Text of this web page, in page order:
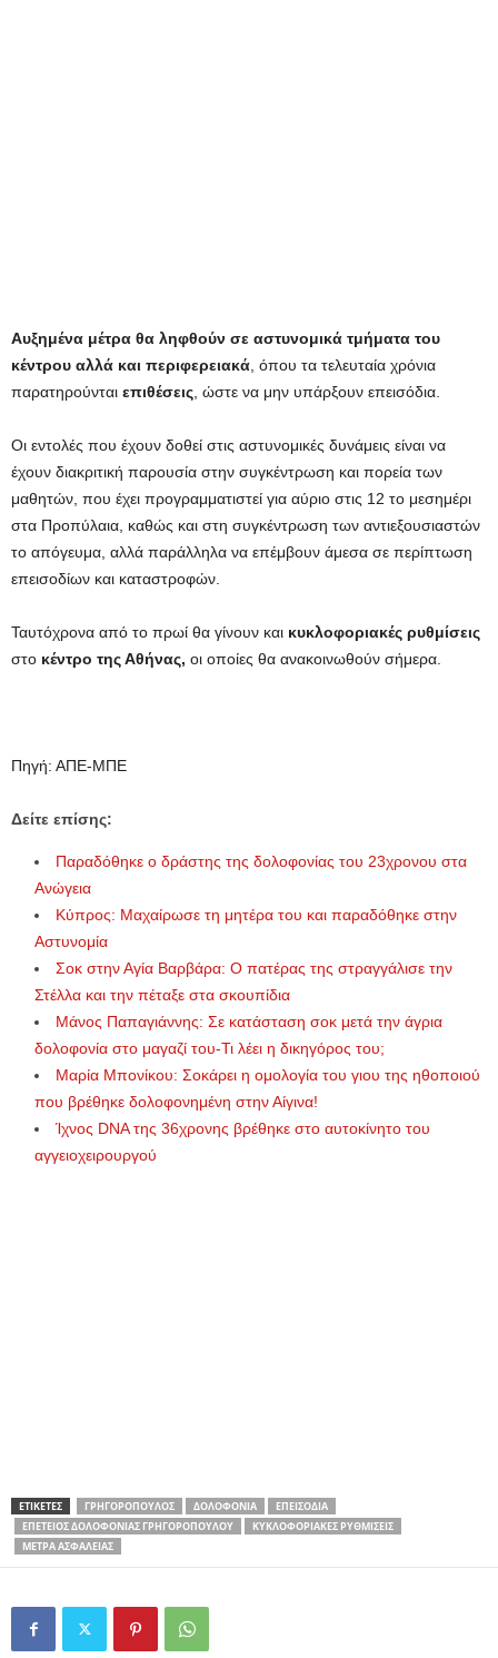
Αυξημένα μέτρα θα ληφθούν σε αστυνομικά τμήματα του
κέντρου αλλά και περιφερειακά , όπου τα τελευταία χρόνια
παρατηρούνται επιθέσεις , ώστε να μην υπάρξουν επεισόδια.
Οι εντολές που έχουν δοθεί στις αστυνομικές δυνάμεις είναι να
έχουν διακριτική παρουσία στην συγκέντρωση και πορεία των
μαθητών, που έχει προγραμματιστεί για αύριο στις 12 το μεσημέρι
στα Προπύλαια, καθώς και στη συγκέντρωση των αντιεξουσιαστών
το απόγευμα, αλλά παράλληλα να επέμβουν άμεσα σε περίπτωση
επεισοδίων και καταστροφών.
Ταυτόχρονα από το πρωί θα γίνουν και κυκλοφοριακές ρυθμίσεις
στο κέντρο της Αθήνας, οι οποίες θα ανακοινωθούν σήμερα.
Πηγή: ΑΠΕ-ΜΠΕ
Δείτε επίσης:
Παραδόθηκε ο δράστης της δολοφονίας του 23χρονου στα
Ανώγεια
Κύπρος: Μαχαίρωσε τη μητέρα του και παραδόθηκε στην
Αστυνομία
Σοκ στην Αγία Βαρβάρα: Ο πατέρας της στραγγάλισε την
Στέλλα και την πέταξε στα σκουπίδια
Μάνος Παπαγιάννης: Σε κατάσταση σοκ μετά την άγρια
δολοφονία στο μαγαζί του-Τι λέει η δικηγόρος του;
Μαρία Μπονίκου: Σοκάρει η ομολογία του γιου της ηθοποιού
που βρέθηκε δολοφονημένη στην Αίγινα!
Ίχνος DNA της 36χρονης βρέθηκε στο αυτοκίνητο του
αγγειοχειρουργού
ΕΤΙΚΕΤΕΣ ΓΡΗΓΟΡΌΠΟΥΛΟΣ ΔΟΛΟΦΟΝΊΑ
ΕΠΕΙΣΌΔΙΑ
ΕΠΈΤΕΙΟΣ ΔΟΛΟΦΟΝΊΑΣ ΓΡΗΓΟΡΌΠΟΥΛΟΥ
ΚΥΚΛΟΦΟΡΙΑΚΈΣ ΡΥΘΜΊΣΕΙΣ
ΜΈΤΡΑ ΑΣΦΑΛΕΊΑΣ